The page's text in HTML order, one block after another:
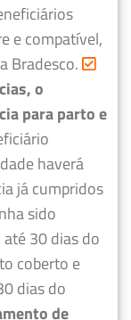
e compatível,
Bradesco.
o
para parto e
haverá
já cumpridos
sido
30 dias do
coberto e
dias do
de